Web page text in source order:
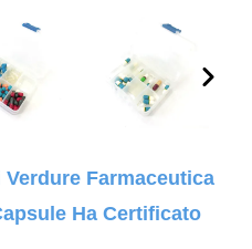
Farmaceutica
Ha Certificato